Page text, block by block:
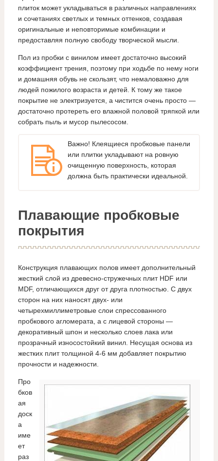
плиток может укладываться в различных направлениях
и сочетаниях светлых и темных оттенков, создавая
оригинальные и неповторимые комбинации и
предоставляя полную свободу творческой мысли.
Пол из пробки с винилом имеет достаточно высокий
коэффициент трения, поэтому при ходьбе по нему ноги
и домашняя обувь не скользят, что немаловажно для
людей пожилого возраста и детей. К тому же такое
покрытие не электризуется, а чистится очень просто —
достаточно протереть его влажной половой тряпкой или
собрать пыль и мусор пылесосом.
Важно! Клеящиеся пробковые панели
или плитки укладывают на ровную
очищенную поверхность, которая
должна быть практически идеальной.
Плавающие пробковые
покрытия
Конструкция плавающих полов имеет дополнительный
жесткий слой из древесно-стружечных плит HDF или
MDF, отличающихся друг от друга плотностью. С двух
сторон на них наносят двух- или
четырехмиллиметровые слои спрессованного
пробкового агломерата, а с лицевой стороны —
декоративный шпон и несколько слоев лака или
прозрачный износостойкий винил. Несущая основа из
жестких плит толщиной 4-6 мм добавляет покрытию
прочности и надежности.
Про
бков
ая
доск
а
име
ет
раз